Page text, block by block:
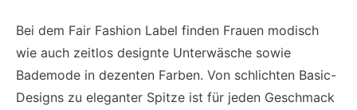
Bei dem Fair Fashion Label finden Frauen modisch
wie auch zeitlos designte Unterwäsche sowie
Bademode in dezenten Farben. Von schlichten Basic-
Designs zu eleganter Spitze ist für jeden Geschmack